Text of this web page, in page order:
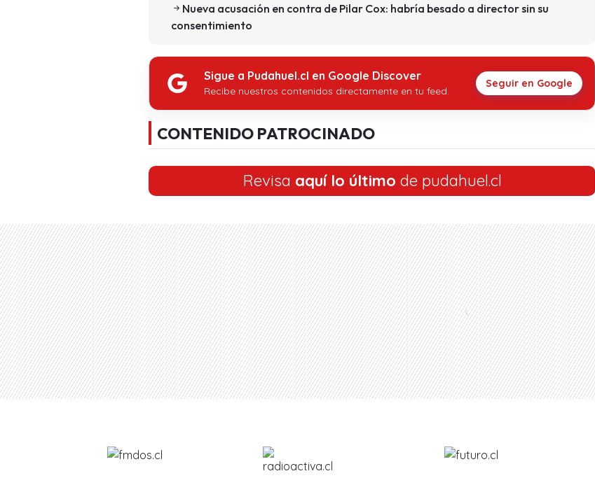
Nueva acusación en contra de Pilar Cox: habría besado a director sin su
consentimiento
Sigue a Pudahuel.cl en Google Discover
Recibe nuestros contenidos directamente en tu feed.
Seguir en Google
CONTENIDO PATROCINADO
Revisa aquí lo último de pudahuel.cl